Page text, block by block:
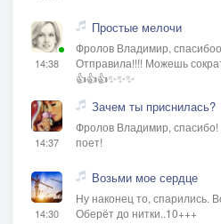
14:38
Простые мелочи
Фролов Владимир,
Отправила!!!! Можешь
👍👍👍✨✨✨
14:37
Зачем ты приснилась?
Фролов Владимир,
поет!
14:30
Возьми мое сердце
Ну наконец то, спарились.
Оберёт до нитки..10+++